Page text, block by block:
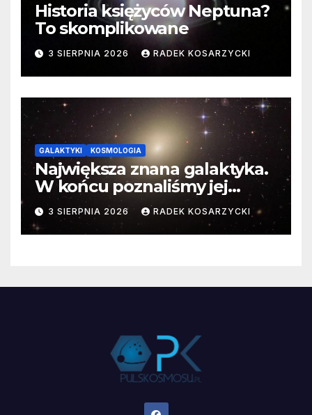
Historia księżyców Neptuna?
To skomplikowane
3 SIERPNIA 2026 RADEK KOSARZYCKI
GALAKTYKI KOSMOLOGIA
Największa znana galaktyka.
W końcu poznaliśmy jej
faktyczne wymiary
3 SIERPNIA 2026 RADEK KOSARZYCKI